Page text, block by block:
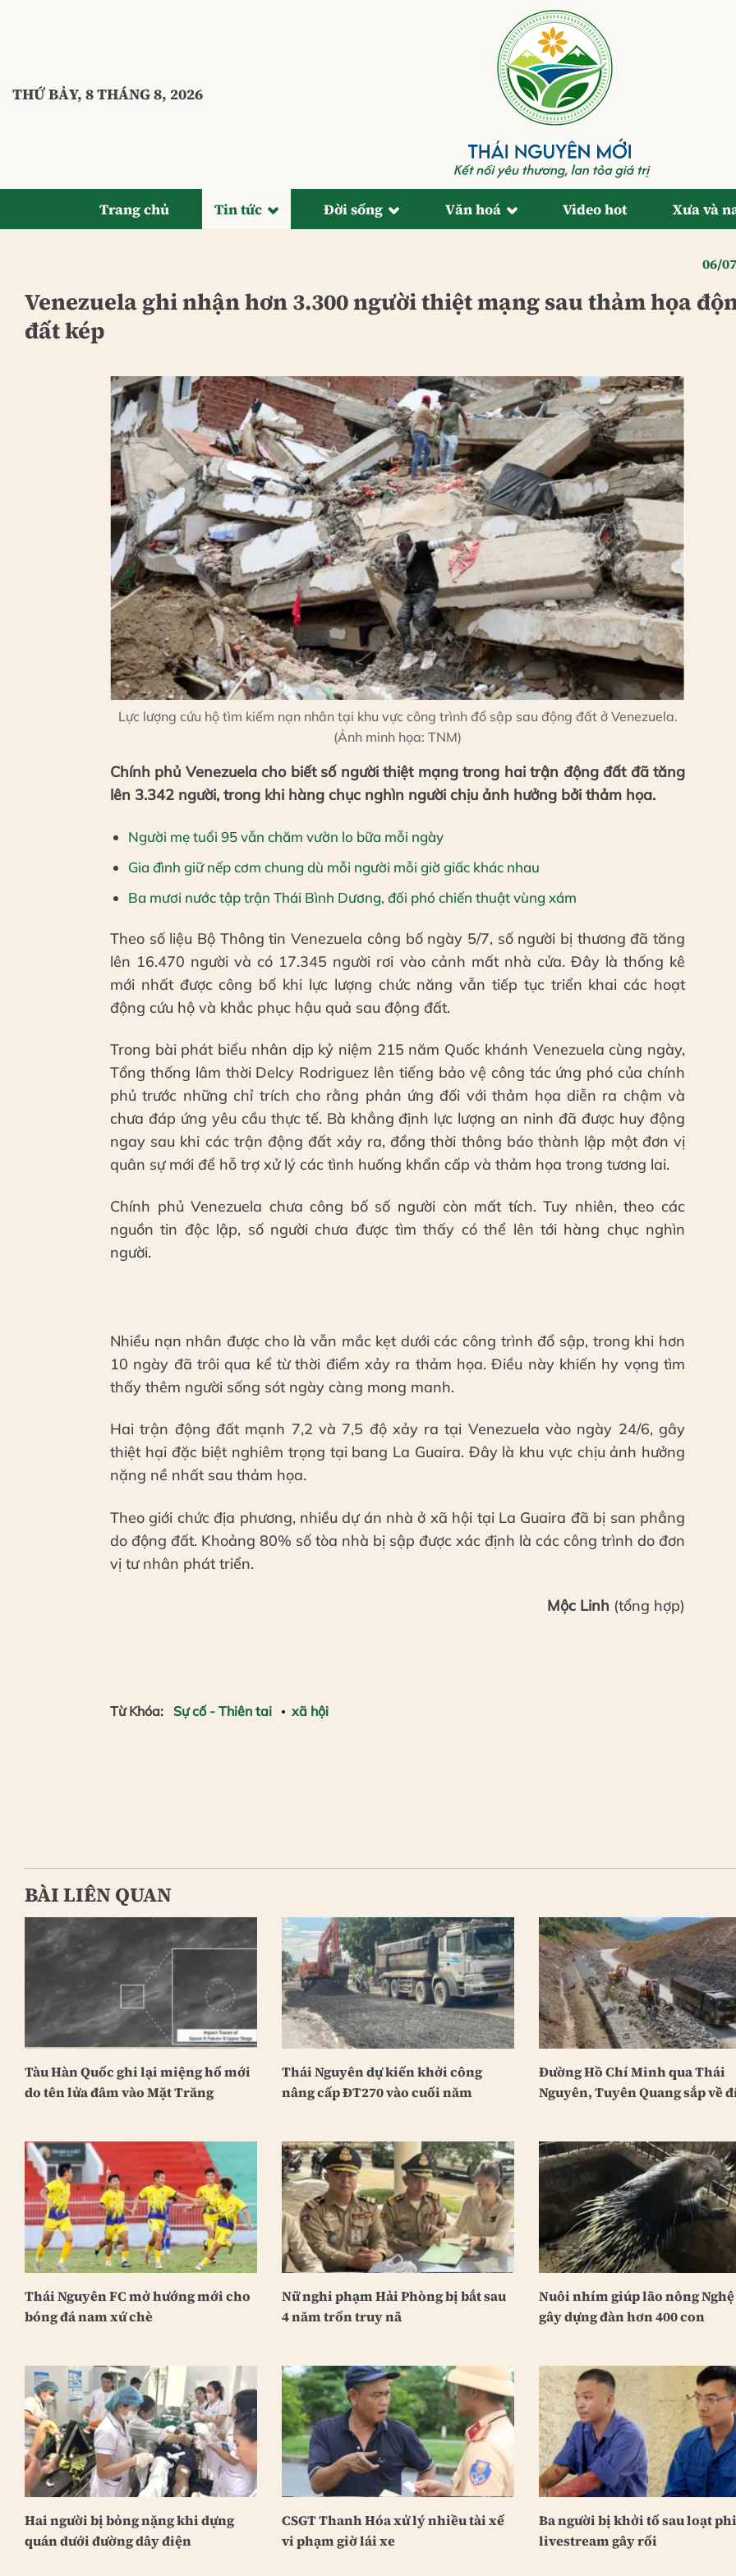
THỨ BẢY, 8 THÁNG 8, 2026
Trang chủ Tin tức Đời sống Văn hoá Video hot Xưa và
06/
Venezuela ghi nhận hơn 3.300 người thiệt mạng sau thảm họa
đất kép
Lực lượng cứu hộ tìm kiếm nạn nhân tại khu vực công trình đổ sập sau động đất ở Venezuela.
(Ảnh minh họa: TNM)
Chính phủ Venezuela cho biết số người thiệt mạng trong hai trận động đất đã tăng
lên 3.342 người, trong khi hàng chục nghìn người chịu ảnh hưởng bởi thảm họa.
Người mẹ tuổi 95 vẫn chăm vườn lo bữa mỗi ngày
Gia đình giữ nếp cơm chung dù mỗi người mỗi giờ giấc khác nhau
Ba mươi nước tập trận Thái Bình Dương, đối phó chiến thuật vùng xám
Theo số liệu Bộ Thông tin Venezuela công bố ngày 5/7, số người bị thương đã tăng
lên 16.470 người và có 17.345 người rơi vào cảnh mất nhà cửa. Đây là thống kê
mới nhất được công bố khi lực lượng chức năng vẫn tiếp tục triển khai các hoạt
động cứu hộ và khắc phục hậu quả sau động đất.
Trong bài phát biểu nhân dịp kỷ niệm 215 năm Quốc khánh Venezuela cùng ngày,
Tổng thống lâm thời Delcy Rodriguez lên tiếng bảo vệ công tác ứng phó của chính
phủ trước những chỉ trích cho rằng phản ứng đối với thảm họa diễn ra chậm và
chưa đáp ứng yêu cầu thực tế. Bà khẳng định lực lượng an ninh đã được huy động
ngay sau khi các trận động đất xảy ra, đồng thời thông báo thành lập một đơn vị
quân sự mới để hỗ trợ xử lý các tình huống khẩn cấp và thảm họa trong tương lai.
Chính phủ Venezuela chưa công bố số người còn mất tích. Tuy nhiên, theo các
nguồn tin độc lập, số người chưa được tìm thấy có thể lên tới hàng chục nghìn
người.
Nhiều nạn nhân được cho là vẫn mắc kẹt dưới các công trình đổ sập, trong khi hơn
10 ngày đã trôi qua kể từ thời điểm xảy ra thảm họa. Điều này khiến hy vọng tìm
thấy thêm người sống sót ngày càng mong manh.
Hai trận động đất mạnh 7,2 và 7,5 độ xảy ra tại Venezuela vào ngày 24/6, gây
thiệt hại đặc biệt nghiêm trọng tại bang La Guaira. Đây là khu vực chịu ảnh hưởng
nặng nề nhất sau thảm họa.
Theo giới chức địa phương, nhiều dự án nhà ở xã hội tại La Guaira đã bị san phẳng
do động đất. Khoảng 80% số tòa nhà bị sập được xác định là các công trình do đơn
vị tư nhân phát triển.
Mộc Linh (tổng hợp)
Từ Khóa: Sự cố - Thiên tai xã hội
BÀI LIÊN QUAN
Tàu Hàn Quốc ghi lại miệng hố mới
do tên lửa đâm vào Mặt Trăng
Thái Nguyên dự kiến khởi công
nâng cấp ĐT270 vào cuối năm
Đường Hồ Chí Minh qua Thái
Nguyên, Tuyên Quang sắp về
Thái Nguyên FC mở hướng mới cho
bóng đá nam xứ chè
Nữ nghi phạm Hải Phòng bị bắt sau
4 năm trốn truy nã
Nuôi nhím giúp lão nông
gây dựng đàn hơn 400 con
Hai người bị bỏng nặng khi dựng
quán dưới đường dây điện
CSGT Thanh Hóa xử lý nhiều tài xế
vi phạm giờ lái xe
Ba người bị khởi tố sau loạt
livestream gây rối